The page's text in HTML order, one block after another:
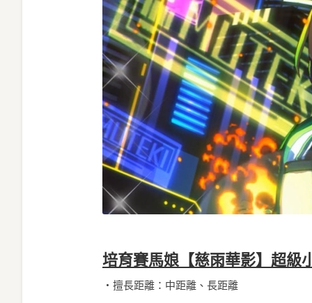
培育賽馬娘【慈雨華影】超級
・擅長距離：中距離、長距離